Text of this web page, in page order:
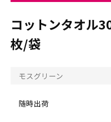
コットンタオル
枚/袋
モスグリーン
随時出荷